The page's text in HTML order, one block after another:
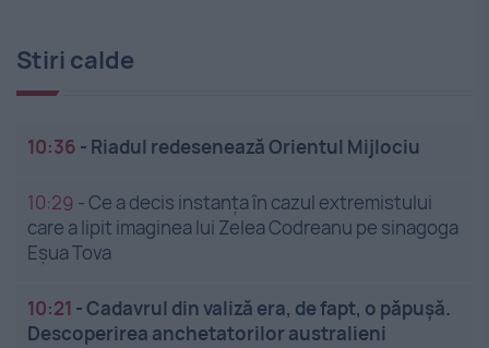
Stiri calde
10:36 - Riadul redesenează Orientul Mijlociu
10:29 -Ce a decis instanța în cazul extremistului
care a lipit imaginea lui Zelea Codreanu pe sinagoga
Eșua Tova
10:21 -Cadavrul din valiză era, de fapt, o păpușă.
Descoperirea anchetatorilor australieni